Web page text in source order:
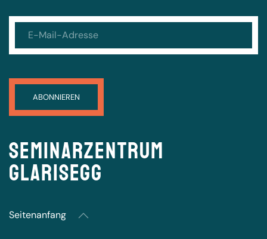
Seminarzentrum
Glarisegg
Seitenanfang